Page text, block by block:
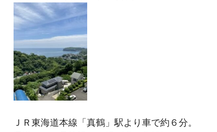
ＪＲ東海道本線「真鶴」駅より車で約６分。